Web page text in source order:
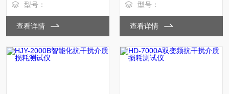
型号：
查看详情
型号：
查看详情